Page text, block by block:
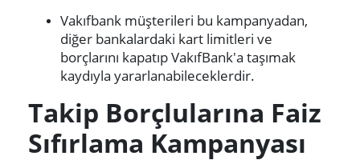
Vakıfbank müşterileri bu kampanyadan,
diğer bankalardaki kart limitleri ve
borçlarını kapatıp VakıfBank'a taşımak
kaydıyla yararlanabileceklerdir.
Takip Borçlularına Faiz
Sıfırlama Kampanyası